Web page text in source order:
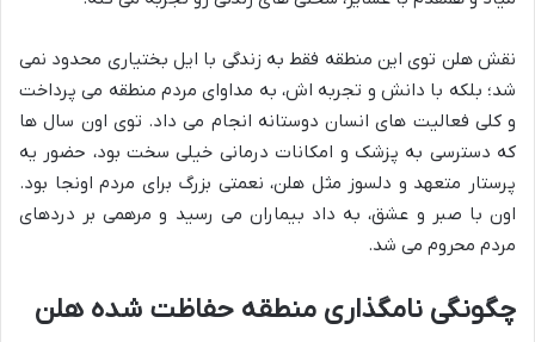
نقش هلن توی این منطقه فقط به زندگی با ایل بختیاری محدود نمی
شد؛ بلکه با دانش و تجربه اش، به مداوای مردم منطقه می پرداخت
و کلی فعالیت های انسان دوستانه انجام می داد. توی اون سال ها
که دسترسی به پزشک و امکانات درمانی خیلی سخت بود، حضور یه
پرستار متعهد و دلسوز مثل هلن، نعمتی بزرگ برای مردم اونجا بود.
اون با صبر و عشق، به داد بیماران می رسید و مرهمی بر دردهای
مردم محروم می شد.
چگونگی نامگذاری منطقه حفاظت شده هلن